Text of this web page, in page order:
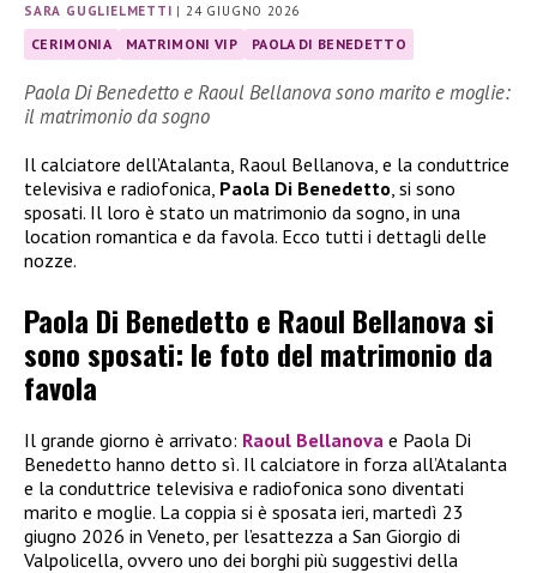
SARA GUGLIELMETTI |24 GIUGNO 2026
CERIMONIA MATRIMONI VIP PAOLA DI BENEDETTO
Paola Di Benedetto e Raoul Bellanova sono marito e moglie:
il matrimonio da sogno
Il calciatore dell’Atalanta, Raoul Bellanova, e la conduttrice
televisiva e radiofonica, Paola Di Benedetto , si sono
sposati. Il loro è stato un matrimonio da sogno, in una
location romantica e da favola. Ecco tutti i dettagli delle
nozze.
Paola Di Benedetto e Raoul Bellanova si
sono sposati: le foto del matrimonio da
favola
Il grande giorno è arrivato: Raoul Bellanova e Paola Di
Benedetto hanno detto sì. Il calciatore in forza all’Atalanta
e la conduttrice televisiva e radiofonica sono diventati
marito e moglie. La coppia si è sposata ieri, martedì 23
giugno 2026 in Veneto, per l’esattezza a San Giorgio di
Valpolicella, ovvero uno dei borghi più suggestivi della